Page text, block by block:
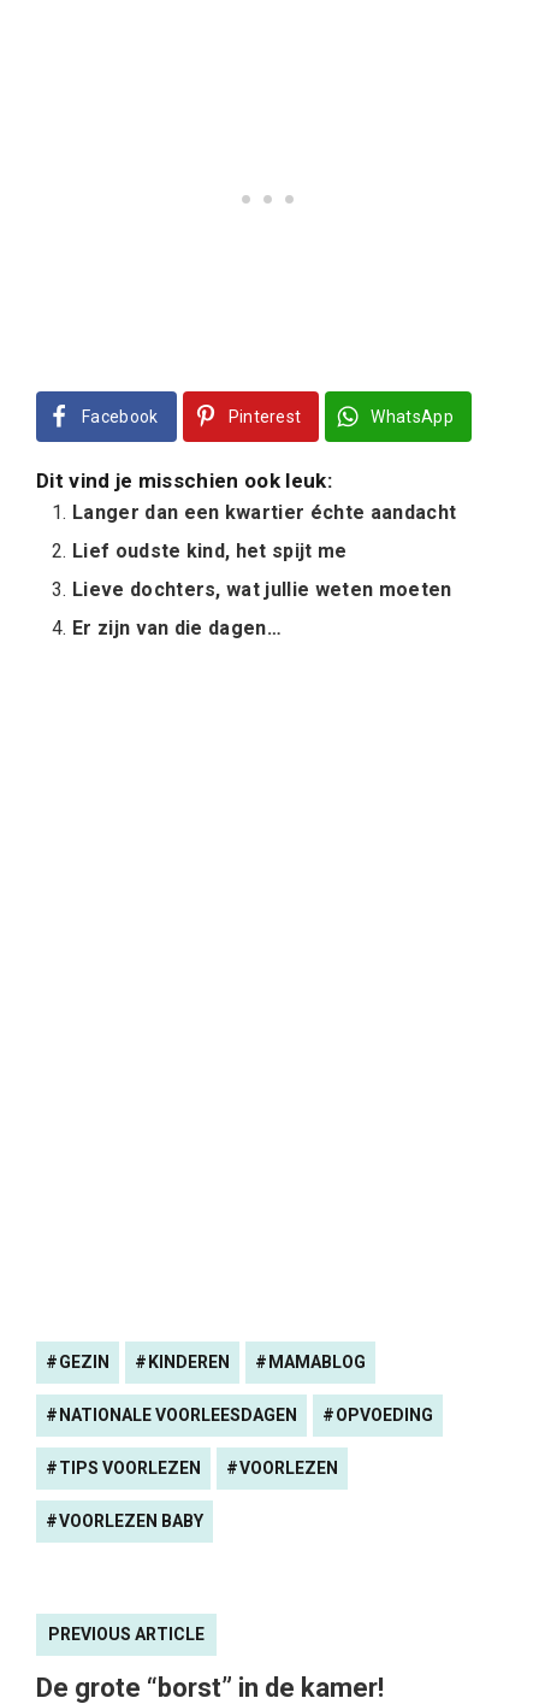
Facebook Pinterest WhatsApp
Dit vind je misschien ook leuk:
Langer dan een kwartier échte aandacht
Lief oudste kind, het spijt me
Lieve dochters, wat jullie weten moeten
Er zijn van die dagen…
GEZIN KINDEREN MAMABLOG
NATIONALE VOORLEESDAGEN OPVOEDING
TIPS VOORLEZEN VOORLEZEN
VOORLEZEN BABY
PREVIOUS ARTICLE
De grote “borst” in de kamer!